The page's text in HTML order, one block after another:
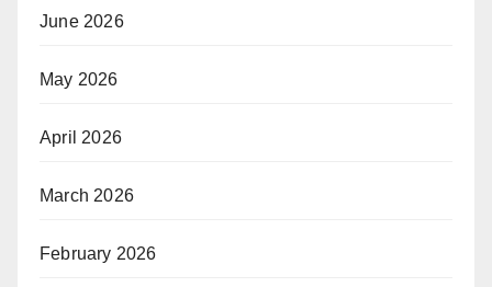
June 2026
May 2026
April 2026
March 2026
February 2026